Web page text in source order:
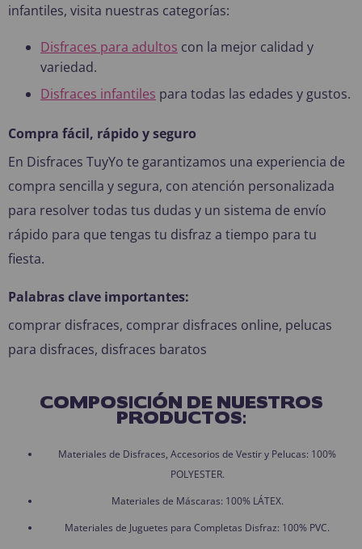
infantiles, visita nuestras categorías:
Disfraces para adultos con la mejor calidad y
variedad.
Disfraces infantiles para todas las edades y gustos.
Compra fácil, rápido y seguro
En Disfraces TuyYo te garantizamos una experiencia de
compra sencilla y segura, con atención personalizada
para resolver todas tus dudas y un sistema de envío
rápido para que tengas tu disfraz a tiempo para tu
fiesta.
Palabras clave importantes:
comprar disfraces, comprar disfraces online, pelucas
para disfraces, disfraces baratos
COMPOSICIÓN DE NUESTROS
PRODUCTOS:
Materiales de Disfraces, Accesorios de Vestir y Pelucas: 100%
POLYESTER.
Materiales de Máscaras: 100% LÁTEX.
Materiales de Juguetes para Completas Disfraz: 100% PVC.